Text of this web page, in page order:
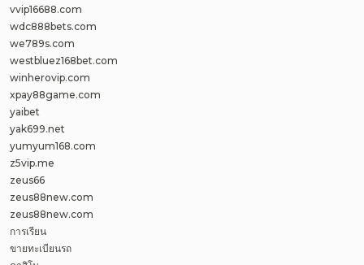
vvip16688.com
wdc888bets.com
we789s.com
westbluez168bet.com
winherovip.com
xpay88game.com
yaibet
yak699.net
yumyum168.com
z5vip.me
zeus66
zeus88new.com
zeus88new.com
การเรียน
ขายทะเบียนรถ